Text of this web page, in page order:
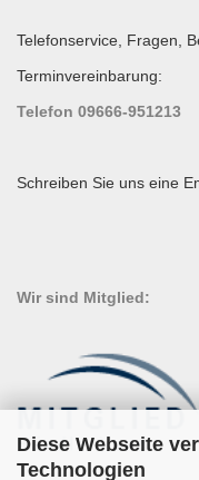
Diese Webseite
Technologien
Telefonservice, Fragen,
Terminvereinbarung:
Telefon 09666-951213
Schreiben Sie uns eine
Wir sind Mitglied: